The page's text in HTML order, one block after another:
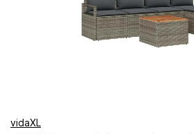
vidaXL